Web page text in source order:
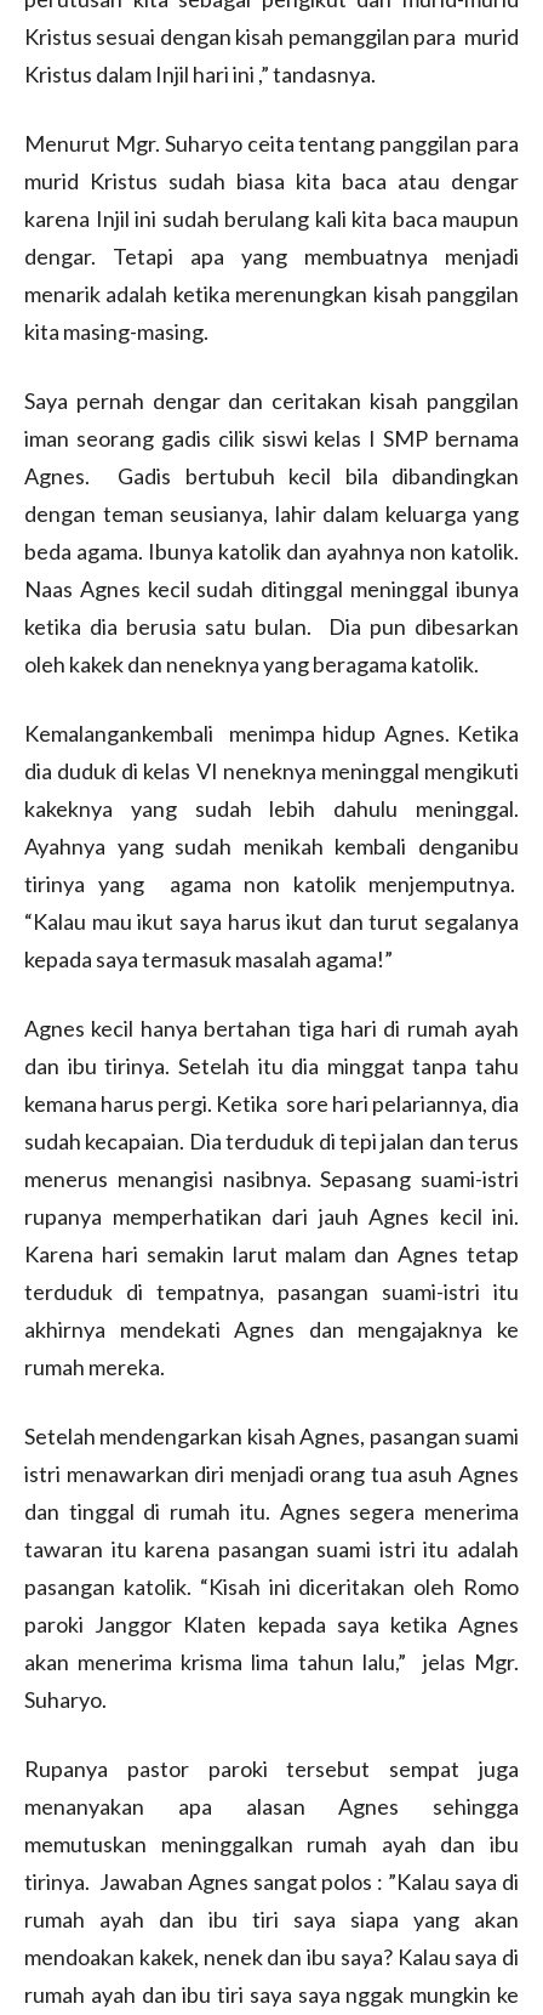
Kristus sesuai dengan kisah pemanggilan para murid
Kristus dalam Injil hari ini ,” tandasnya.
Menurut Mgr. Suharyo ceita tentang panggilan para
murid Kristus sudah biasa kita baca atau dengar
karena Injil ini sudah berulang kali kita baca maupun
dengar. Tetapi apa yang membuatnya menjadi
menarik adalah ketika merenungkan kisah panggilan
kita masing-masing.
Saya pernah dengar dan ceritakan kisah panggilan
iman seorang gadis cilik siswi kelas I SMP bernama
Agnes. Gadis bertubuh kecil bila dibandingkan
dengan teman seusianya, lahir dalam keluarga yang
beda agama. Ibunya katolik dan ayahnya non katolik.
Naas Agnes kecil sudah ditinggal meninggal ibunya
ketika dia berusia satu bulan. Dia pun dibesarkan
oleh kakek dan neneknya yang beragama katolik.
Kemalangankembali menimpa hidup Agnes. Ketika
dia duduk di kelas VI neneknya meninggal mengikuti
kakeknya yang sudah lebih dahulu meninggal.
Ayahnya yang sudah menikah kembali denganibu
tirinya yang agama non katolik menjemputnya.
“Kalau mau ikut saya harus ikut dan turut segalanya
kepada saya termasuk masalah agama!”
Agnes kecil hanya bertahan tiga hari di rumah ayah
dan ibu tirinya. Setelah itu dia minggat tanpa tahu
kemana harus pergi. Ketika sore hari pelariannya, dia
sudah kecapaian. Dia terduduk di tepi jalan dan terus
menerus menangisi nasibnya. Sepasang suami-istri
rupanya memperhatikan dari jauh Agnes kecil ini.
Karena hari semakin larut malam dan Agnes tetap
terduduk di tempatnya, pasangan suami-istri itu
akhirnya mendekati Agnes dan mengajaknya ke
rumah mereka.
Setelah mendengarkan kisah Agnes, pasangan suami
istri menawarkan diri menjadi orang tua asuh Agnes
dan tinggal di rumah itu. Agnes segera menerima
tawaran itu karena pasangan suami istri itu adalah
pasangan katolik. “Kisah ini diceritakan oleh Romo
paroki Janggor Klaten kepada saya ketika Agnes
akan menerima krisma lima tahun lalu,” jelas Mgr.
Suharyo.
Rupanya pastor paroki tersebut sempat juga
menanyakan apa alasan Agnes sehingga
memutuskan meninggalkan rumah ayah dan ibu
tirinya. Jawaban Agnes sangat polos : ”Kalau saya di
rumah ayah dan ibu tiri saya siapa yang akan
mendoakan kakek, nenek dan ibu saya? Kalau saya di
rumah ayah dan ibu tiri saya saya nggak mungkin ke